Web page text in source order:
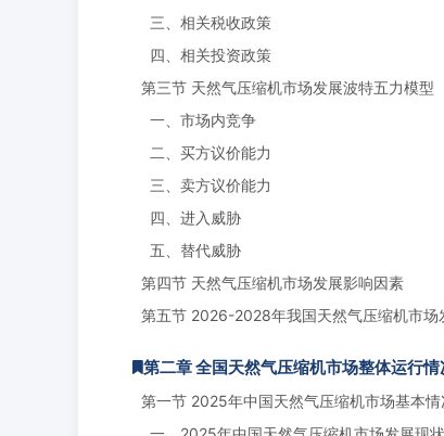
三、相关税收政策
四、相关投资政策
第三节 天然气压缩机市场发展波特五力模型
一、市场内竞争
二、买方议价能力
三、卖方议价能力
四、进入威胁
五、替代威胁
第四节 天然气压缩机市场发展影响因素
第五节 2026-2028年我国天然气压缩机市场
第二章 全国天然气压缩机市场整体运行
第一节 2025年中国天然气压缩机市场基本情